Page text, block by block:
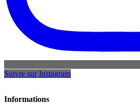
Suivre sur Instagram
Informations